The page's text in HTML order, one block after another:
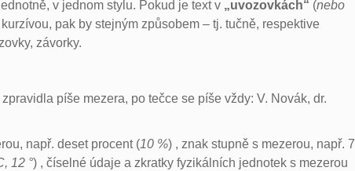
v jednom stylu. Pokud je text v „uvozovkách“ (nebo
pak by stejným způsobem – tj. tučně, respektive
závorky.
píše mezera, po tečce se píše vždy: V. Novák, dr.
např. deset procent (10 %) , znak stupně s mezerou, např. 7
12 °) , číselné údaje a zkratky fyzikálních jednotek s mezerou